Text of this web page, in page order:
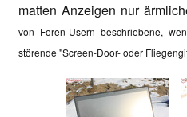
matten Anzeigen nur
von Foren-Usern beschriebene,
störende "Screen-Door- oder